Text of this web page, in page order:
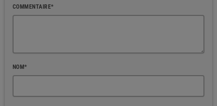
COMMENTAIRE*
NOM*